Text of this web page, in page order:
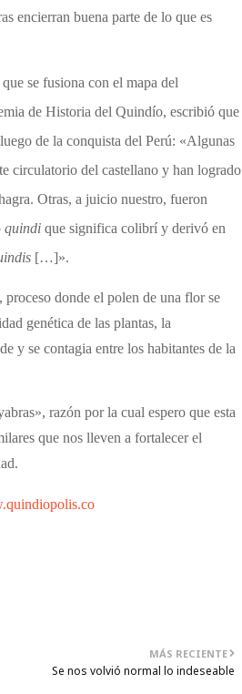
encierran buena parte de lo que es
se fusiona con el mapa del
de Historia del Quindío, escribió que
de la conquista del Perú: «Algunas
circulatorio del castellano y han logrado
Otras, a juicio nuestro, fueron
quindi que significa colibrí y derivó en
[…]».
donde el polen de una flor se
genética de las plantas, la
y se contagia entre los habitantes de la
razón por la cual espero que esta
que nos lleven a fortalecer el
MÁS RECIENTE
Se nos volvió normal lo indeseable